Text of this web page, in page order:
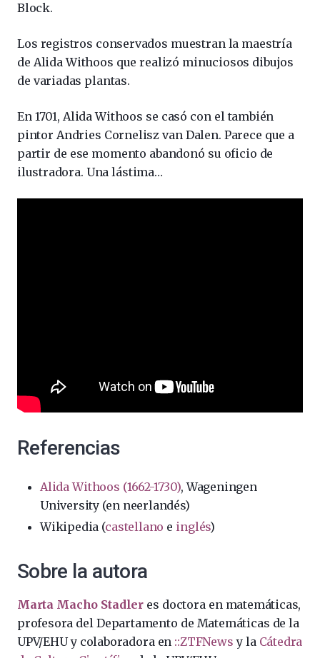
Block.
Los registros conservados muestran la maestría
de Alida Withoos que realizó minuciosos dibujos
de variadas plantas.
En 1701, Alida Withoos se casó con el también
pintor Andries Cornelisz van Dalen. Parece que a
partir de ese momento abandonó su oficio de
ilustradora. Una lástima…
Referencias
Alida Withoos (1662-1730), Wageningen
University (en neerlandés)
Wikipedia (castellano e inglés)
Sobre la autora
Marta Macho Stadler es doctora en matemáticas,
profesora del Departamento de Matemáticas de la
UPV/EHU y colaboradora en ::ZTFNews y la Cátedra